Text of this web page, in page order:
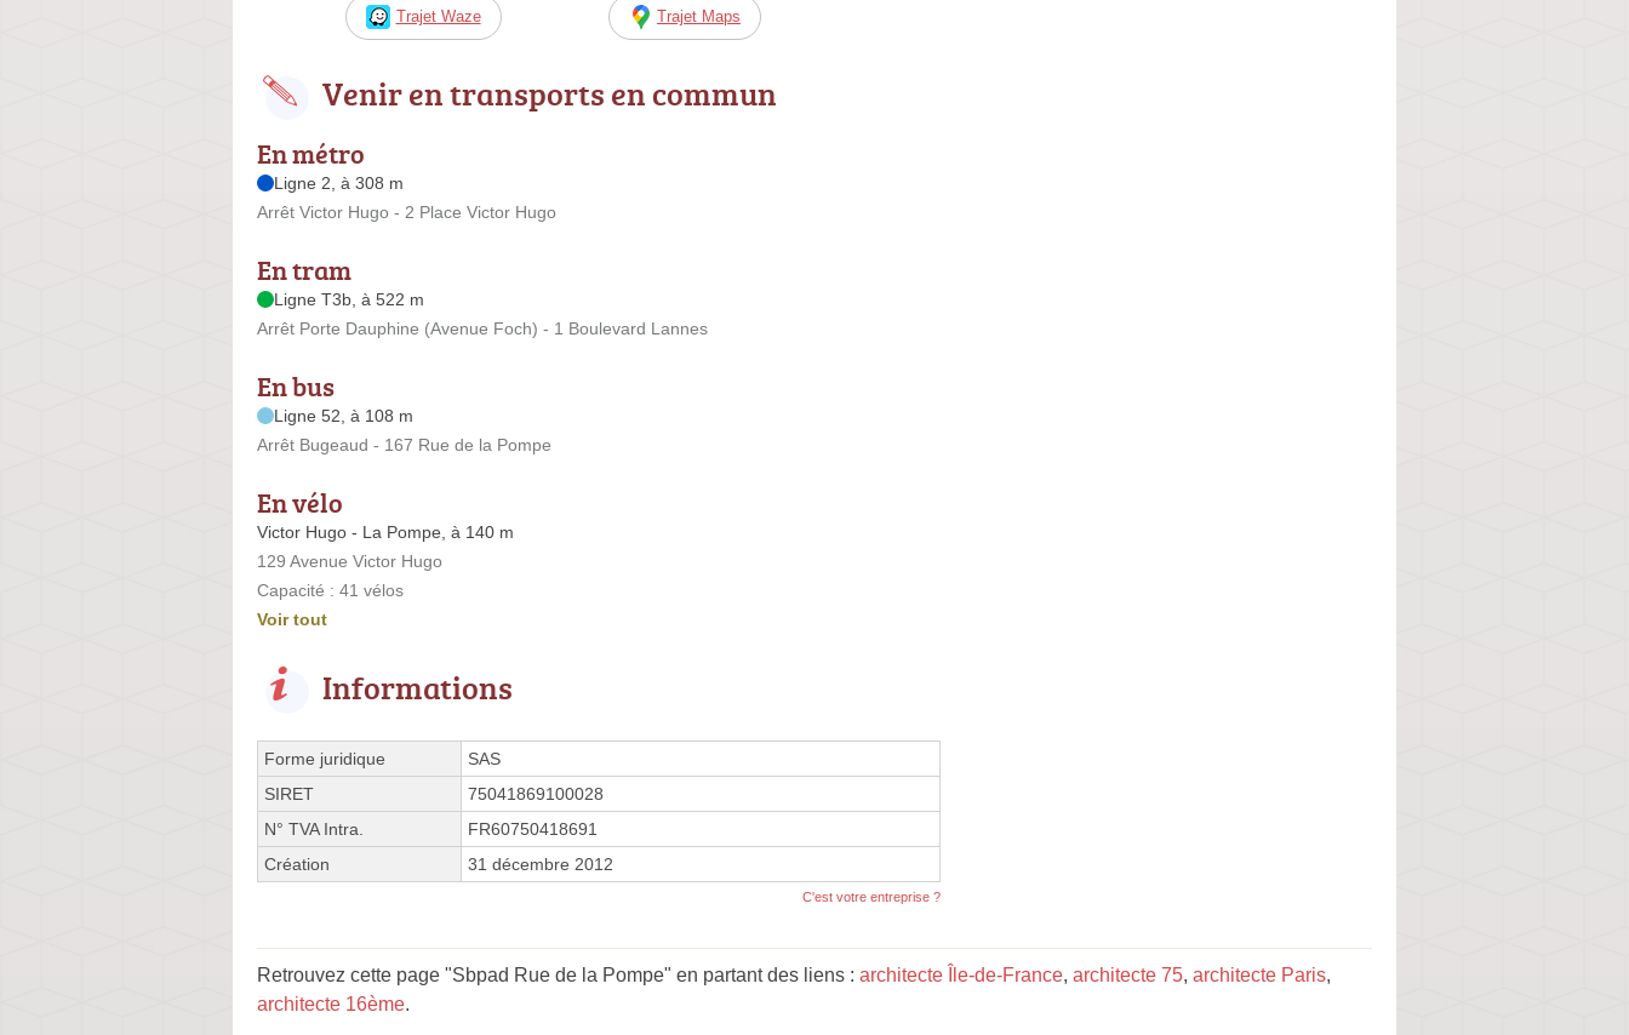
Trajet Waze Trajet Maps
Venir en transports en commun
En métro
Ligne 2, à 308 m
Arrêt Victor Hugo - 2 Place Victor Hugo
En tram
Ligne T3b, à 522 m
Arrêt Porte Dauphine (Avenue Foch) - 1 Boulevard Lannes
En bus
Ligne 52, à 108 m
Arrêt Bugeaud - 167 Rue de la Pompe
En vélo
Victor Hugo - La Pompe, à 140 m
129 Avenue Victor Hugo
Capacité : 41 vélos
Voir tout
Informations
Forme juridique
SAS
SIRET
75041869100028
N° TVA Intra.
FR60750418691
Création
31 décembre 2012
C'est votre entreprise ?
Retrouvez cette page "Sbpad Rue de la Pompe" en partant des liens : architecte Île-de-France, architecte 75, architecte Paris,
architecte 16ème.